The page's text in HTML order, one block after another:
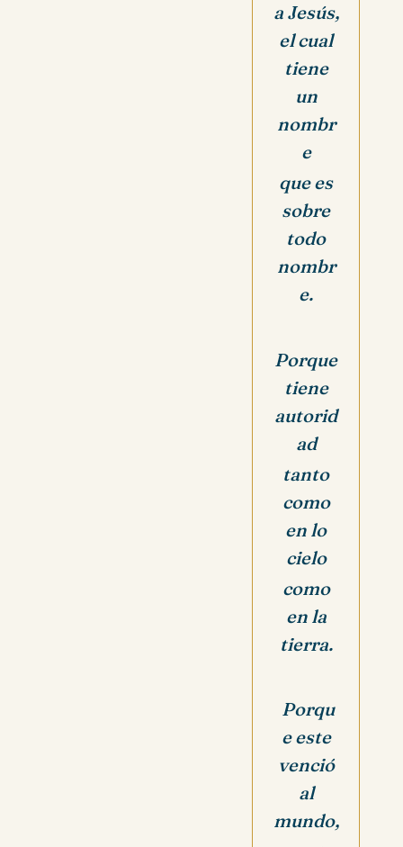
a Jesús,
el cual
tiene
un
nombr
e
que es
sobre
todo
nombr
e.
Porque
tiene
autorid
ad
tanto
como
en lo
cielo
como
en la
tierra.
Porqu
e este
venció
al
mundo,